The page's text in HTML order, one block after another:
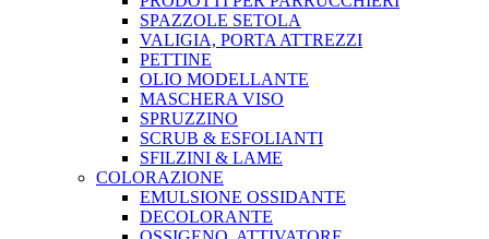
SPAZZOLE SETOLA
VALIGIA, PORTA ATTREZZI
PETTINE
OLIO MODELLANTE
MASCHERA VISO
SPRUZZINO
SCRUB & ESFOLIANTI
SFILZINI & LAME
COLORAZIONE
EMULSIONE OSSIDANTE
DECOLORANTE